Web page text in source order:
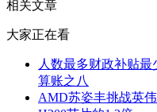
相关文章
大家正在看
人数最多财政补贴
算账之八
AMD苏姿丰挑战英